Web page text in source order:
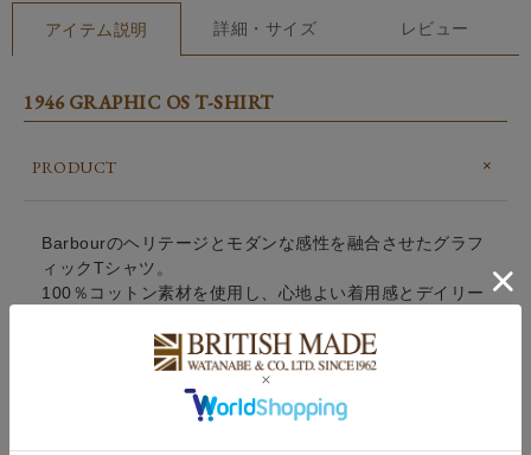
アイテム説明 詳細・サイズ レビュー
1946 GRAPHIC OS T-SHIRT
PRODUCT
Barbourのヘリテージとモダンな感性を融合させたグラフ
ィックTシャツ。
100％コットン素材を使用し、心地よい着用感とデイリー
トレンド感のあるオーバーサイズシルエットとワイドなネ
ックが、リラックスした印象を演出。フロント胸元には控
えめなロゴグラフィックを、バックには1946年のアーカ
イブカバーイメージを大胆にプリントし、ブランドの歴史